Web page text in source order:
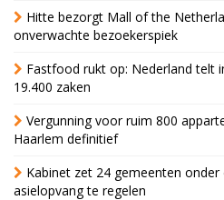
Hitte bezorgt Mall of the
onverwachte bezoekerspiek
Fastfood rukt op: Nederland telt
19.400 zaken
Vergunning voor ruim 800
Haarlem definitief
Kabinet zet 24 gemeenten onder
asielopvang te regelen